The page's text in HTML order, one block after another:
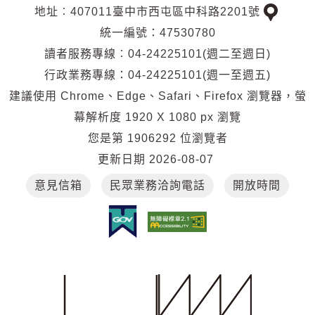
地址︰407011臺中市西屯區中科路2201號
交
位
置
統一編號：47530780
讀者服務專線︰04-24225101(週二至週日)
行政業務專線：04-24225101(週一至週五)
建議使用 Chrome、Edge、Safari、Firefox 瀏覽器，螢
幕解析度 1920 X 1080 px 瀏覽
您是第 1906292 位瀏覽者
更新日期 2026-08-07
意見信箱 民眾業務洽詢電話 開放時間